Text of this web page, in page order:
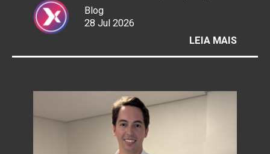
Blog
28 Jul 2026
LEIA MAIS: